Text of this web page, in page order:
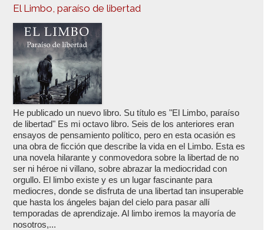
El Limbo, paraíso de libertad
He publicado un nuevo libro. Su título es "El Limbo, paraíso
de libertad" Es mi octavo libro. Seis de los anteriores eran
ensayos de pensamiento político, pero en esta ocasión es
una obra de ficción que describe la vida en el Limbo. Esta es
una novela hilarante y conmovedora sobre la libertad de no
ser ni héroe ni villano, sobre abrazar la mediocridad con
orgullo. El limbo existe y es un lugar fascinante para
mediocres, donde se disfruta de una libertad tan insuperable
que hasta los ángeles bajan del cielo para pasar allí
temporadas de aprendizaje. Al limbo iremos la mayoría de
nosotros,...